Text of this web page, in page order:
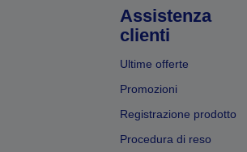
Assistenza
clienti
Ultime offerte
Promozioni
Registrazione prodotto
Procedura di reso